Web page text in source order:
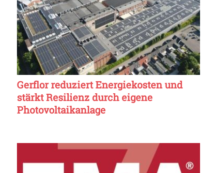
Gerflor reduziert Energiekosten und
stärkt Resilienz durch eigene
Photovoltaikanlage